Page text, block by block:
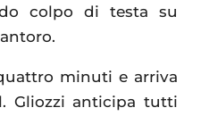
colpo di testa su
minuti e arriva
Gliozzi anticipa tutti